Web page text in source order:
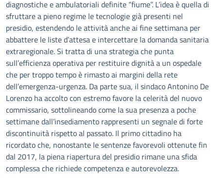
diagnostiche e ambulatoriali definite “fiume”. L’idea è quella di
sfruttare a pieno regime le tecnologie già presenti nel
presidio, estendendo le attività anche ai fine settimana per
abbattere le liste d’attesa e intercettare la domanda sanitaria
extraregionale. Si tratta di una strategia che punta
sull’efficienza operativa per restituire dignità a un ospedale
che per troppo tempo è rimasto ai margini della rete
dell’emergenza-urgenza. Da parte sua, il sindaco Antonino De
Lorenzo ha accolto con estremo favore la celerità del nuovo
commissario, sottolineando come la sua presenza a poche
settimane dall’insediamento rappresenti un segnale di forte
discontinuità rispetto al passato. Il primo cittadino ha
ricordato che, nonostante le sentenze favorevoli ottenute fin
dal 2017, la piena riapertura del presidio rimane una sfida
complessa che richiede competenza e autorevolezza.